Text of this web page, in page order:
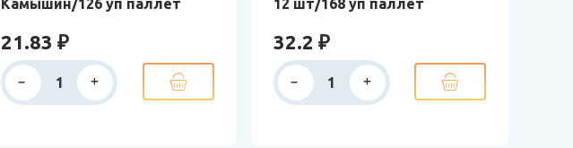
21.83 ₽ 32.2 ₽